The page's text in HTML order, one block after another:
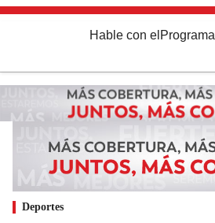
Hable con el Programa
Deportes